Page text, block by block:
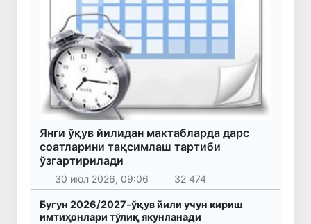
Янги ўқув йилидан мактабларда дарс
соатларини тақсимлаш тартиби
ўзгартирилади
30 июл 2026, 09:06 32 474
Бугун 2026/2027-ўқув йили учун кириш
имтиҳонлари тўлиқ якунланади